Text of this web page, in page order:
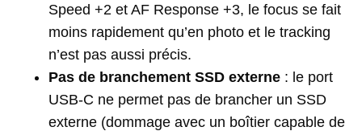
Speed +2 et AF Response +3, le focus se fait
moins rapidement qu’en photo et le tracking
n’est pas aussi précis.
Pas de branchement SSD externe : le port
USB-C ne permet pas de brancher un SSD
externe (dommage avec un boîtier capable de